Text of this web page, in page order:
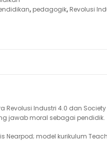
, pedagogik, Revolusi
Industri 4.0 dan
jawab moral sebagai pendidik.
model kurikulum